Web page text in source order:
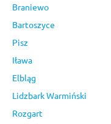
Braniewo
Bartoszyce
Pisz
Iława
Elbląg
Lidzbark Warmiński
Rozgart